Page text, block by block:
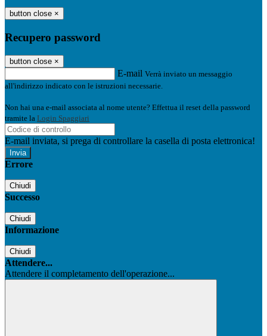
button close ×
Recupero password
button close ×
E-mail Verrà inviato un messaggio
all'indirizzo indicato con le istruzioni necessarie.
Non hai una e-mail associata al nome utente? Effettua il reset della password
tramite la Login Spaggiari
E-mail inviata, si prega di controllare la casella di posta elettronica!
Errore
Chiudi
Successo
Chiudi
Informazione
Chiudi
Attendere...
Attendere il completamento dell'operazione...